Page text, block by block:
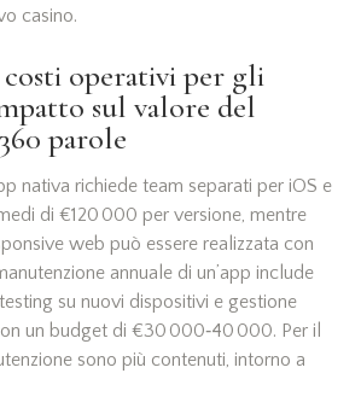
casino.
costi operativi per gli
sul valore del
parole
nativa richiede team separati per iOS e
di €120 000 per versione, mentre
web può essere realizzata con
annuale di un’app include
su nuovi dispositivi e gestione
un budget di €30 000‑40 000. Per il
sono più contenuti, intorno a